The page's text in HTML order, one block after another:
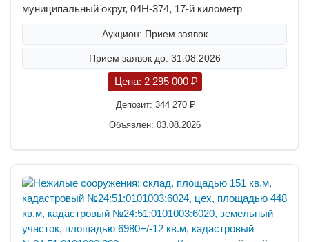
муниципальный округ, 04Н-374, 17-й километр
Аукцион: Прием заявок
Прием заявок до: 31.08.2026
Цена: 2 295 000 P
Депозит: 344 270 P
Объявлен: 03.08.2026